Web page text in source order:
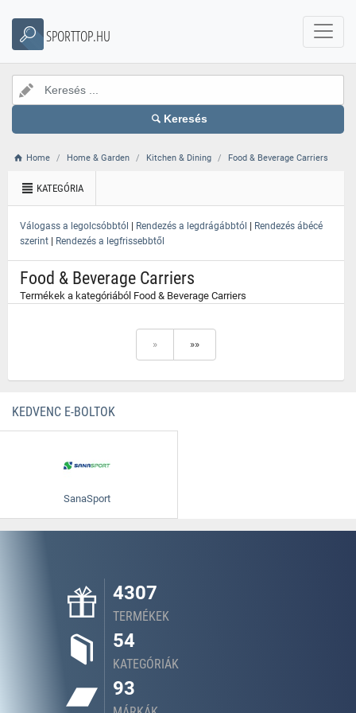
SPORTTOP.HU
Keresés
Home Home & Garden Kitchen & Dining Food & Beverage Carriers
KATEGÓRIA
Válogass a legolcsóbbtól | Rendezés a legdrágábbtól | Rendezés ábécé
szerint | Rendezés a legfrissebbtől
Food & Beverage Carriers
Termékek a kategóriából Food & Beverage Carriers
» »»
KEDVENC E-BOLTOK
SanaSport
4307
TERMÉKEK
54
KATEGÓRIÁK
93